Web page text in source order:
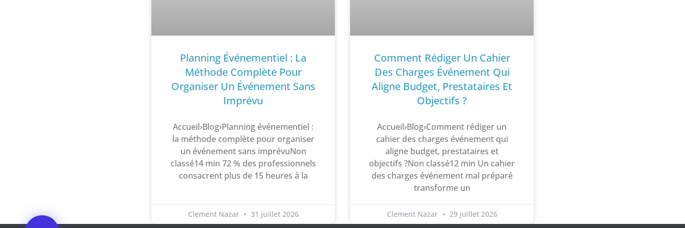
Planning Événementiel : La
Méthode Complète Pour
Organiser Un Événement Sans
Imprévu
Accueil›Blog›Planning événementiel :
la méthode complète pour organiser
un événement sans imprévuNon
classé14 min 72 % des professionnels
consacrent plus de 15 heures à la
Clement Nazar 31 juillet 2026
Comment Rédiger Un Cahier
Des Charges Événement Qui
Aligne Budget, Prestataires Et
Objectifs ?
Accueil›Blog›Comment rédiger un
cahier des charges événement qui
aligne budget, prestataires et
objectifs ?Non classé12 min Un cahier
des charges événement mal préparé
transforme un
Clement Nazar 29 juillet 2026